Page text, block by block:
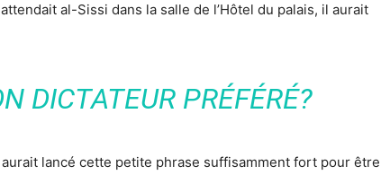
al-Sissi dans la salle de l’Hôtel du palais, il aurait
DICTATEUR PRÉFÉRÉ?
lancé cette petite phrase suffisamment fort pour être